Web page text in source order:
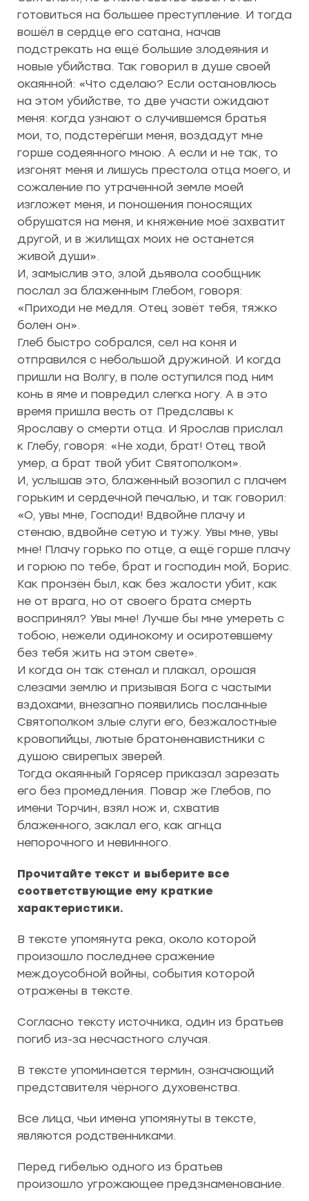
готовиться на большее преступление. И тогда
вошёл в сердце его сатана, начав
подстрекать на ещё большие злодеяния и
новые убийства. Так говорил в душе своей
окаянной: «Что сделаю? Если остановлюсь
на этом убийстве, то две участи ожидают
меня: когда узнают о случившемся братья
мои, то, подстерёгши меня, воздадут мне
горше содеянного мною. А если и не так, то
изгонят меня и лишусь престола отца моего, и
сожаление по утраченной земле моей
изгложет меня, и поношения поносящих
обрушатся на меня, и княжение моё захватит
другой, и в жилищах моих не останется
живой души».
И, замыслив это, злой дьявола сообщник
послал за блаженным Глебом, говоря:
«Приходи не медля. Отец зовёт тебя, тяжко
болен он».
Глеб быстро собрался, сел на коня и
отправился с небольшой дружиной. И когда
пришли на Волгу, в поле оступился под ним
конь в яме и повредил слегка ногу. А в это
время пришла весть от Предславы к
Ярославу о смерти отца. И Ярослав прислал
к Глебу, говоря: «Не ходи, брат! Отец твой
умер, а брат твой убит Святополком».
И, услышав это, блаженный возопил с плачем
горьким и сердечной печалью, и так говорил:
«О, увы мне, Господи! Вдвойне плачу и
стенаю, вдвойне сетую и тужу. Увы мне, увы
мне! Плачу горько по отце, а ещё горше плачу
и горюю по тебе, брат и господин мой, Борис.
Как пронзён был, как без жалости убит, как
не от врага, но от своего брата смерть
воспринял? Увы мне! Лучше бы мне умереть с
тобою, нежели одинокому и осиротевшему
без тебя жить на этом свете».
И когда он так стенал и плакал, орошая
слезами землю и призывая Бога с частыми
вздохами, внезапно появились посланные
Святополком злые слуги его, безжалостные
кровопийцы, лютые братоненавистники с
душою свирепых зверей.
Тогда окаянный Горясер приказал зарезать
его без промедления. Повар же Глебов, по
имени Торчин, взял нож и, схватив
блаженного, заклал его, как агнца
непорочного и невинного.
Прочитайте текст и выберите все
соответствующие ему краткие
характеристики.
В тексте упомянута река, около которой
произошло последнее сражение
междоусобной войны, события которой
отражены в тексте.
Согласно тексту источника, один из братьев
погиб из-за несчастного случая.
В тексте упоминается термин, означающий
представителя чёрного духовенства.
Все лица, чьи имена упомянуты в тексте,
являются родственниками.
Перед гибелью одного из братьев
произошло угрожающее предзнаменование.